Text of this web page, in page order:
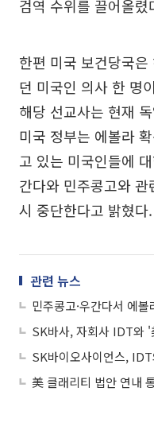
검역 수위를 끌어올렸
한편 미국 보건당국
던 미국인 의사 한 명
해당 선교사는 현재
미국 정부는 에볼라
고 있는 미국인들에
간다와 민주콩고와
시 중단한다고 밝혔다.
관련 뉴스
SK바사, 자회사 IDT와